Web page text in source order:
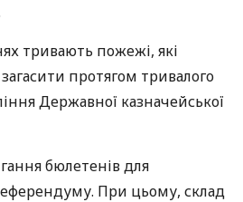
тривають пожежі, які
протягом тривалого
Державної казначейської
бюлетенів для
При цьому, склад